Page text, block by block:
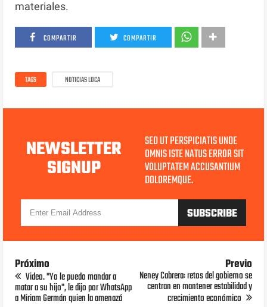
materiales.
COMPARTIR COMPARTIR
TAGS NOTICIAS LOCA
NEWSLETTER
SIGNUP
SED UT PERSPICIATIS UNDE
OMNIS ISTE NATUS ERROR SIT
VOLUPTATEM ACCUSANTIUM
DOLOREMQUE.
Próximo
Video. "Yo le puedo mandar a
matar a su hijo", le dijo por WhatsApp
a Miriam Germán quien la amenazó
Previo
Neney Cabrera: retos del gobierno se
centran en mantener estabilidad y
crecimiento económico